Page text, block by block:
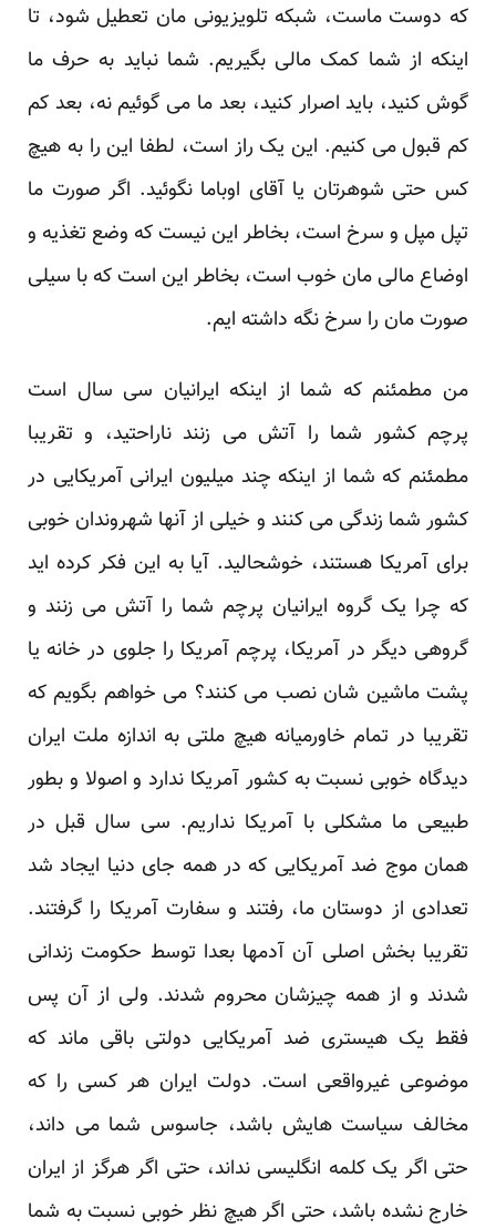
که دوست ماست، شبکه تلویزیونی مان تعطیل شود، تا
اینکه از شما کمک مالی بگیریم. شما نباید به حرف ما
گوش کنید، باید اصرار کنید، بعد ما می گوئیم نه، بعد کم
کم قبول می کنیم. این یک راز است، لطفا این را به هیچ
کس حتی شوهرتان یا آقای اوباما نگوئید. اگر صورت ما
تپل مپل و سرخ است، بخاطر این نیست که وضع تغذیه و
اوضاع مالی مان خوب است، بخاطر این است که با سیلی
صورت مان را سرخ نگه داشته ایم.
من مطمئنم که شما از اینکه ایرانیان سی سال است
پرچم کشور شما را آتش می زنند ناراحتید، و تقریبا
مطمئنم که شما از اینکه چند میلیون ایرانی آمریکایی در
کشور شما زندگی می کنند و خیلی از آنها شهروندان خوبی
برای آمریکا هستند، خوشحالید. آیا به این فکر کرده اید
که چرا یک گروه ایرانیان پرچم شما را آتش می زنند و
گروهی دیگر در آمریکا، پرچم آمریکا را جلوی در خانه یا
پشت ماشین شان نصب می کنند؟ می خواهم بگویم که
تقریبا در تمام خاورمیانه هیچ ملتی به اندازه ملت ایران
دیدگاه خوبی نسبت به کشور آمریکا ندارد و اصولا و بطور
طبیعی ما مشکلی با آمریکا نداریم. سی سال قبل در
همان موج ضد آمریکایی که در همه جای دنیا ایجاد شد
تعدادی از دوستان ما، رفتند و سفارت آمریکا را گرفتند.
تقریبا بخش اصلی آن آدمها بعدا توسط حکومت زندانی
شدند و از همه چیزشان محروم شدند. ولی از آن پس
فقط یک هیستری ضد آمریکایی دولتی باقی ماند که
موضوعی غیرواقعی است. دولت ایران هر کسی را که
مخالف سیاست هایش باشد، جاسوس شما می داند،
حتی اگر یک کلمه انگلیسی نداند، حتی اگر هرگز از ایران
خارج نشده باشد، حتی اگر هیچ نظر خوبی نسبت به شما